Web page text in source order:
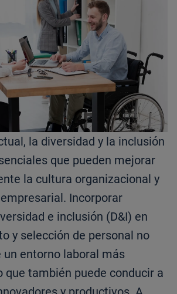
la diversidad y la inclusión
que pueden mejorar
la cultura organizacional y
Incorporar
e inclusión (D&I) en
y selección de personal no
un entorno laboral más
que también puede conducir a